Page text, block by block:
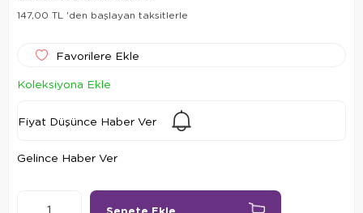
147,00 TL 'den başlayan taksitlerle
Favorilere Ekle
Koleksiyona Ekle
Fiyat Düşünce Haber Ver
Gelince Haber Ver